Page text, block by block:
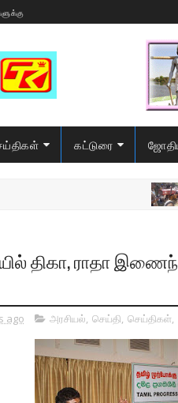
கட்டுரை
திகா, ராதா
ago அரசியல், செய்தி, செய்திகள்,